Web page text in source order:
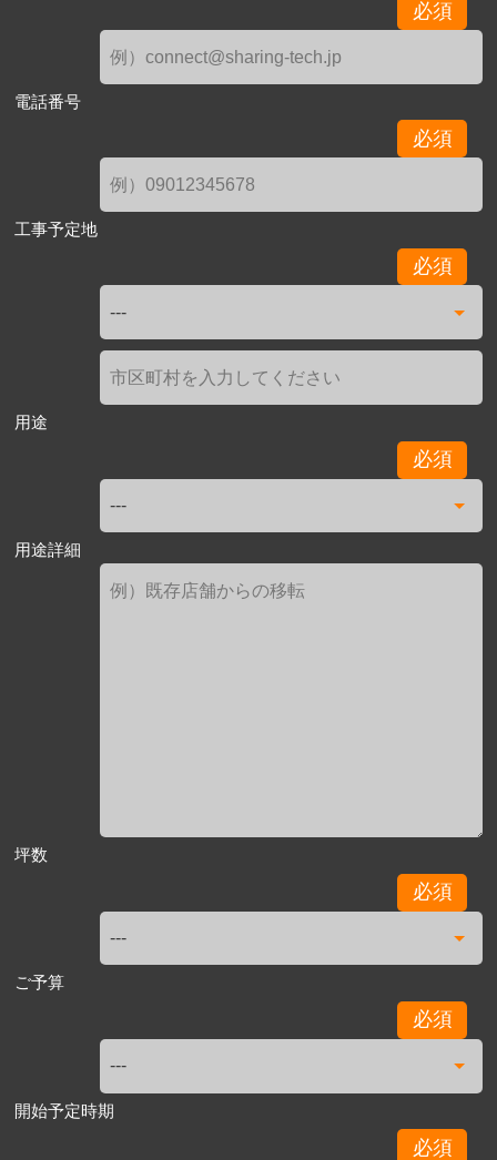
必須
電話番号
必須
工事予定地
必須
用途
必須
用途詳細
坪数
必須
ご予算
必須
開始予定時期
必須